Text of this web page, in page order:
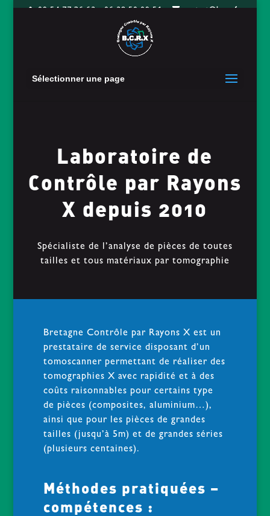
09 54 77 36 62 - 06 28 50 09 51
Sélectionner une page
Laboratoire de
Contrôle par Rayons
X depuis 2010
Spécialiste de l’analyse de pièces de toutes
tailles et tous matériaux par tomographie
Bretagne Contrôle par Rayons X est un
prestataire de service disposant d’un
tomoscanner permettant de réaliser des
tomographies X avec rapidité et à des
coûts raisonnables pour certains type
de pièces (composites, aluminium…),
ainsi que pour les pièces de grandes
tailles (jusqu’à 5m) et de grandes séries
(plusieurs centaines).
Méthodes pratiquées –
compétences :